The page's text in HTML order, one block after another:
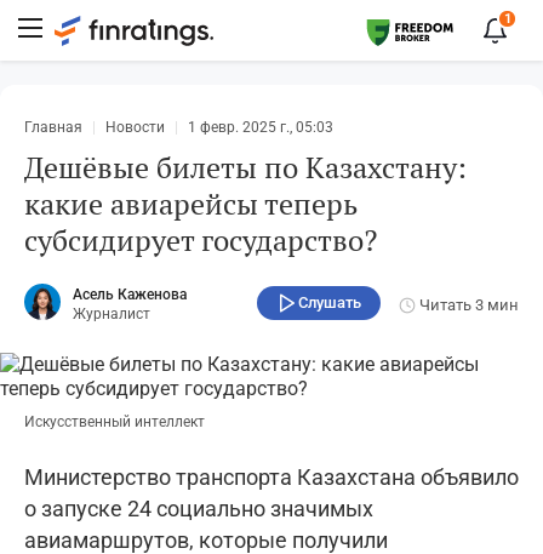
1
Главная Новости 1 февр. 2025 г., 05:03
Дешёвые билеты по Казахстану:
какие авиарейсы теперь
субсидирует государство?
Асель Каженова
Журналист
Слушать Читать 3 мин
Искусственный интеллект
Министерство транспорта Казахстана объявило
о запуске 24 социально значимых
авиамаршрутов, которые получили